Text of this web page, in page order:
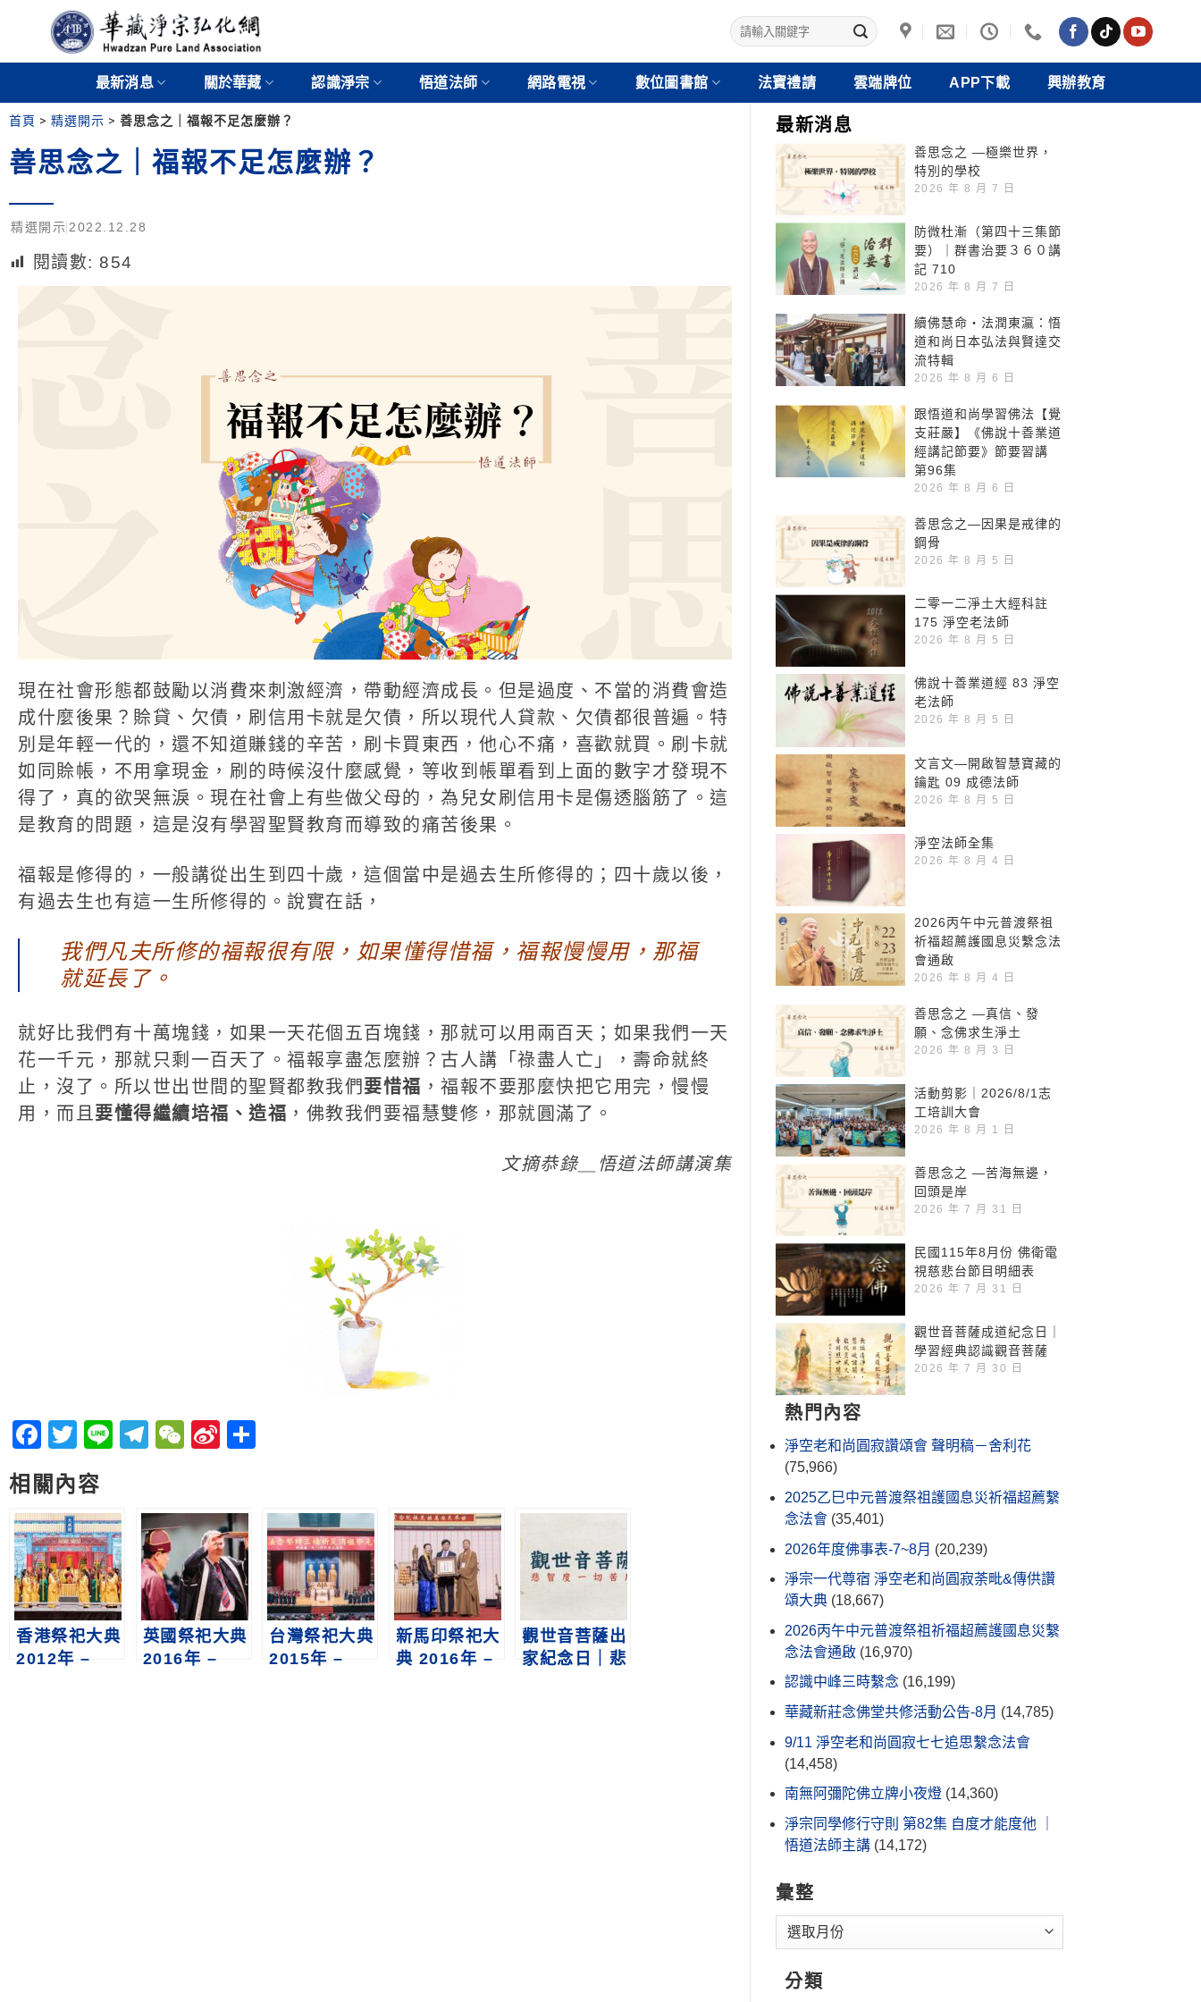
最新消息 關於華藏 認識淨宗 悟道法師 網路電視 數位圖書館 法寶禮請 雲端牌位 APP下載 興辦教育
首頁 > 精選開示 > 善思念之｜福報不足怎麼辦？
善思念之｜福報不足怎麼辦？
精選開示 2022.12.28
閱讀數: 854
現在社會形態都鼓勵以消費來刺激經濟，帶動經濟成長。但是過度、不當的消費會造
成什麼後果？賒貸、欠債，刷信用卡就是欠債，所以現代人貸款、欠債都很普遍。特
別是年輕一代的，還不知道賺錢的辛苦，刷卡買東西，他心不痛，喜歡就買。刷卡就
如同賒帳，不用拿現金，刷的時候沒什麼感覺，等收到帳單看到上面的數字才發現不
得了，真的欲哭無淚。現在社會上有些做父母的，為兒女刷信用卡是傷透腦筋了。這
是教育的問題，這是沒有學習聖賢教育而導致的痛苦後果。
福報是修得的，一般講從出生到四十歲，這個當中是過去生所修得的；四十歲以後，
有過去生也有這一生所修得的。說實在話，
我們凡夫所修的福報很有限，如果懂得惜福，福報慢慢用，那福
就延長了。
就好比我們有十萬塊錢，如果一天花個五百塊錢，那就可以用兩百天；如果我們一天
花一千元，那就只剩一百天了。福報享盡怎麼辦？古人講「祿盡人亡」，壽命就終
止，沒了。所以世出世間的聖賢都教我們 要惜福 ，福報不要那麼快把它用完，慢慢
用，而且 要懂得繼續培福、造福 ，佛教我們要福慧雙修，那就圓滿了。
文摘恭錄＿悟道法師講演集
Facebook
Twitter
LineTelegram
WeChat
Sina
相關內容
香港祭祀大典
2012年 –
英國祭祀大典
2016年 –
台灣祭祀大典
2015年 –
新馬印祭祀大
典 2016年 –
觀世音菩薩出
家紀念日｜悲
最新消息
善思念之 —極樂世界，
特別的學校
2026 年 8 月 7 日
防微杜漸（第四十三集節
要）｜群書治要３６０講
記 710
2026 年 8 月 7 日
續佛慧命‧法潤東瀛：悟
道和尚日本弘法與賢達交
流特輯
2026 年 8 月 6 日
跟悟道和尚學習佛法【覺
支莊嚴】《佛說十善業道
經講記節要》節要習講
第96集
2026 年 8 月 6 日
善思念之—因果是戒律的
鋼骨
2026 年 8 月 5 日
二零一二淨土大經科註
175 淨空老法師
2026 年 8 月 5 日
佛說十善業道經 83 淨空
老法師
2026 年 8 月 5 日
文言文—開啟智慧寶藏的
鑰匙 09 成德法師
2026 年 8 月 5 日
淨空法師全集
2026 年 8 月 4 日
2026丙午中元普渡祭祖
祈福超薦護國息災繫念法
會通啟
2026 年 8 月 4 日
善思念之 —真信、發
願、念佛求生淨土
2026 年 8 月 3 日
活動剪影｜2026/8/1志
工培訓大會
2026 年 8 月 1 日
善思念之 —苦海無邊，
回頭是岸
2026 年 7 月 31 日
民國115年8月份 佛衛電
視慈悲台節目明細表
2026 年 7 月 31 日
觀世音菩薩成道紀念日｜
學習經典認識觀音菩薩
2026 年 7 月 30 日
熱門內容
淨空老和尚圓寂讚頌會 聲明稿－舍利花
(75,966)
2025乙巳中元普渡祭祖護國息災祈福超薦繫
念法會 (35,401)
2026年度佛事表-7~8月 (20,239)
淨宗一代尊宿 淨空老和尚圓寂荼毗&傳供讚
頌大典 (18,667)
2026丙午中元普渡祭祖祈福超薦護國息災繫
念法會通啟 (16,970)
認識中峰三時繫念 (16,199)
華藏新莊念佛堂共修活動公告-8月 (14,785)
9/11 淨空老和尚圓寂七七追思繫念法會
(14,458)
南無阿彌陀佛立牌小夜燈 (14,360)
淨宗同學修行守則 第82集 自度才能度他 ｜
悟道法師主講 (14,172)
彙整
分類